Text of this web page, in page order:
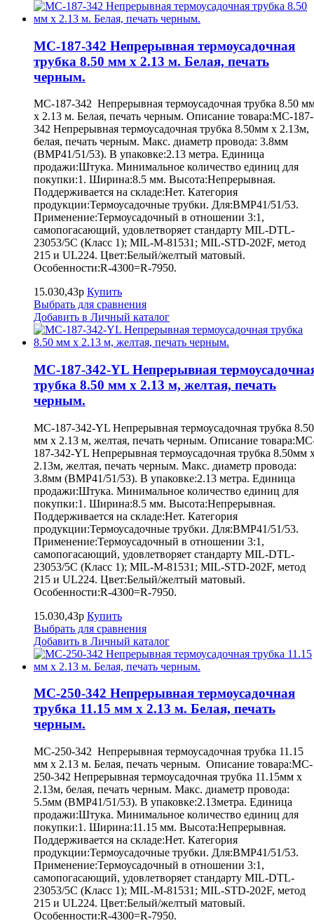
MC-187-342 Непрерывная термоусадочная
трубка 8.50 мм х 2.13 м. Белая, печать
черным.
MC-187-342 Непрерывная термоусадочная трубка 8.50
х 2.13 м. Белая, печать черным. Описание товара:MC-187-
342 Непрерывная термоусадочная трубка 8.50мм х 2.13м,
белая, печать черным. Макс. диаметр провода: 3.8мм
(BMP41/51/53). В упаковке:2.13 метра. Единица
продажи:Штука. Минимальное количество единиц для
покупки:1. Ширина:8.5 мм. Высота:Непрерывная.
Поддерживается на складе:Нет. Категория
продукции:Термоусадочные трубки. Для:BMP41/51/53.
Применение:Термоусадочный в отношении 3:1,
самопогасающий, удовлетворяет стандарту MIL-DTL-
23053/5C (Класс 1); MIL-M-81531; MIL-STD-202F, метод
215 и UL224. Цвет:Белый/желтый матовый.
Особенности:R-4300=R-7950.
15.030,43р Купить
Выбрать для сравнения
Добавить в Личный каталог
MC-187-342-YL Непрерывная
трубка 8.50 мм х 2.13 м, желтая, печать
черным.
MC-187-342-YL Непрерывная термоусадочная трубка 8.50
мм х 2.13 м, желтая, печать черным. Описание
187-342-YL Непрерывная термоусадочная трубка 8.50мм
2.13м, желтая, печать черным. Макс. диаметр провода:
3.8мм (BMP41/51/53). В упаковке:2.13 метра. Единица
продажи:Штука. Минимальное количество единиц для
покупки:1. Ширина:8.5 мм. Высота:Непрерывная.
Поддерживается на складе:Нет. Категория
продукции:Термоусадочные трубки. Для:BMP41/51/53.
Применение:Термоусадочный в отношении 3:1,
самопогасающий, удовлетворяет стандарту MIL-DTL-
23053/5C (Класс 1); MIL-M-81531; MIL-STD-202F, метод
215 и UL224. Цвет:Белый/желтый матовый.
Особенности:R-4300=R-7950.
15.030,43р Купить
Выбрать для сравнения
Добавить в Личный каталог
MC-250-342 Непрерывная термоусадочная
трубка 11.15 мм х 2.13 м. Белая, печать
черным.
MC-250-342 Непрерывная термоусадочная трубка 11.15
мм х 2.13 м. Белая, печать черным. Описание товара:MC-
250-342 Непрерывная термоусадочная трубка 11.15мм х
2.13м, белая, печать черным. Макс. диаметр провода:
5.5мм (BMP41/51/53). В упаковке:2.13метра. Единица
продажи:Штука. Минимальное количество единиц для
покупки:1. Ширина:11.15 мм. Высота:Непрерывная.
Поддерживается на складе:Нет. Категория
продукции:Термоусадочные трубки. Для:BMP41/51/53.
Применение:Термоусадочный в отношении 3:1,
самопогасающий, удовлетворяет стандарту MIL-DTL-
23053/5C (Класс 1); MIL-M-81531; MIL-STD-202F, метод
215 и UL224. Цвет:Белый/желтый матовый.
Особенности:R-4300=R-7950.